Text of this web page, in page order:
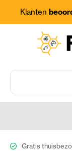
Klanten
Gratis